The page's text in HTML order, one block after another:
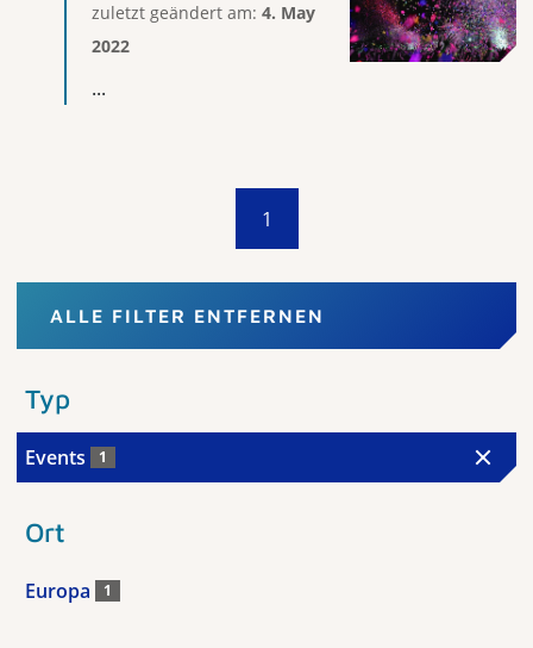
zuletzt geändert am: 4. May
2022
...
1
ALLE FILTER ENTFERNEN
Typ
Events 1
Ort
Europa 1